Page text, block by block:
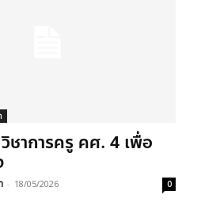
ชาการครู คศ. 4 เพื่อ
- 18/05/2026 0